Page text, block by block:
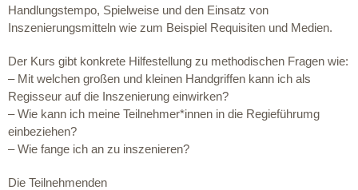
Handlungstempo, Spielweise und den Einsatz von
Inszenierungsmitteln wie zum Beispiel Requisiten und Medien.
Der Kurs gibt konkrete Hilfestellung zu methodischen Fragen wie:
– Mit welchen großen und kleinen Handgriffen kann ich als
Regisseur auf die Inszenierung einwirken?
– Wie kann ich meine Teilnehmer*innen in die Regieführumg
einbeziehen?
– Wie fange ich an zu inszenieren?
Die Teilnehmenden